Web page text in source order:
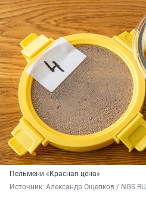
Пельмени «Красная цена»
Источник: Александр Ощепков / NGS.RU